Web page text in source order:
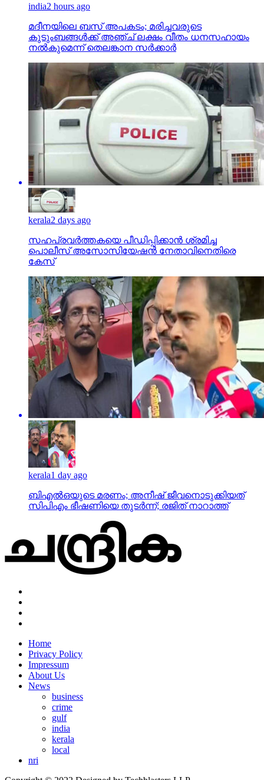
india2 hours ago
മദീനയിലെ ബസ് അപകടം; മരിച്ചവരുടെ
കുടുംബങ്ങള്‍ക്ക് അഞ്ച് ലക്ഷം വീതം ധനസഹായം
നല്‍കുമെന്ന് തെലങ്കാന സര്‍ക്കാര്‍
kerala2 days ago
സഹപ്രവര്‍ത്തകയെ പീഡിപ്പിക്കാന്‍ ശ്രമിച്ച
പൊലീസ് അസോസിയേഷന്‍ നേതാവിനെതിരെ
കേസ്
kerala1 day ago
ബിഎല്‍ഒയുടെ മരണം; അനീഷ് ജീവനൊടുക്കിയത്
സിപിഎം ഭീഷണിയെ തുടര്‍ന്ന്; രജിത് നാറാത്ത്
Home
Privacy Policy
Impressum
About Us
News
business
crime
gulf
india
kerala
local
nri